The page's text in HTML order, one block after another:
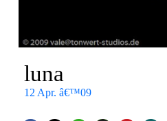
luna
12 Apr. â€™09